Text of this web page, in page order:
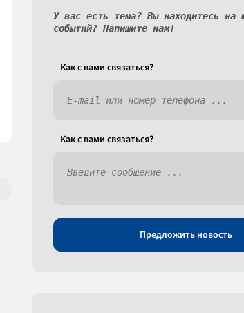
У вас есть тема? Вы находитесь на
событий? Напишите нам!
Как c вами связаться?
Как c вами связаться?
Предложить новость